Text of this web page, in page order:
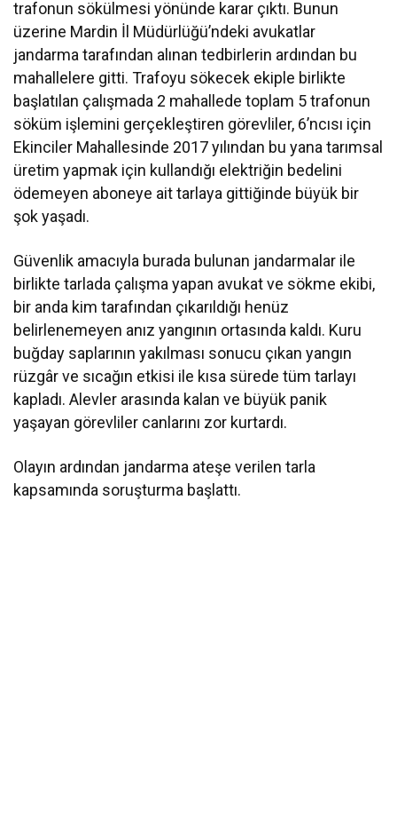
trafonun sökülmesi yönünde karar çıktı. Bunun
üzerine Mardin İl Müdürlüğü’ndeki avukatlar
jandarma tarafından alınan tedbirlerin ardından bu
mahallelere gitti. Trafoyu sökecek ekiple birlikte
başlatılan çalışmada 2 mahallede toplam 5 trafonun
söküm işlemini gerçekleştiren görevliler, 6’ncısı için
Ekinciler Mahallesinde 2017 yılından bu yana tarımsal
üretim yapmak için kullandığı elektriğin bedelini
ödemeyen aboneye ait tarlaya gittiğinde büyük bir
şok yaşadı.
Güvenlik amacıyla burada bulunan jandarmalar ile
birlikte tarlada çalışma yapan avukat ve sökme ekibi,
bir anda kim tarafından çıkarıldığı henüz
belirlenemeyen anız yangının ortasında kaldı. Kuru
buğday saplarının yakılması sonucu çıkan yangın
rüzgâr ve sıcağın etkisi ile kısa sürede tüm tarlayı
kapladı. Alevler arasında kalan ve büyük panik
yaşayan görevliler canlarını zor kurtardı.
Olayın ardından jandarma ateşe verilen tarla
kapsamında soruşturma başlattı.